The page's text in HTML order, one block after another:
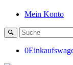
Mein Konto
0